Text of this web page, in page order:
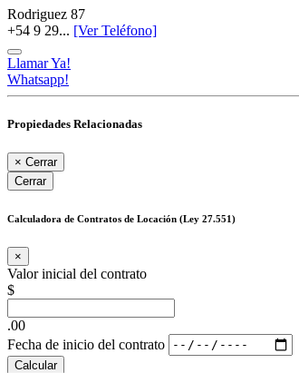
Rodriguez 87
+54 9 29... [Ver Teléfono]
Llamar Ya!
Whatsapp!
Propiedades Relacionadas
× Cerrar
Cerrar
Calculadora de Contratos de Locación (Ley 27.551)
×
Valor inicial del contrato
$
.00
Fecha de inicio del contrato
Calcular